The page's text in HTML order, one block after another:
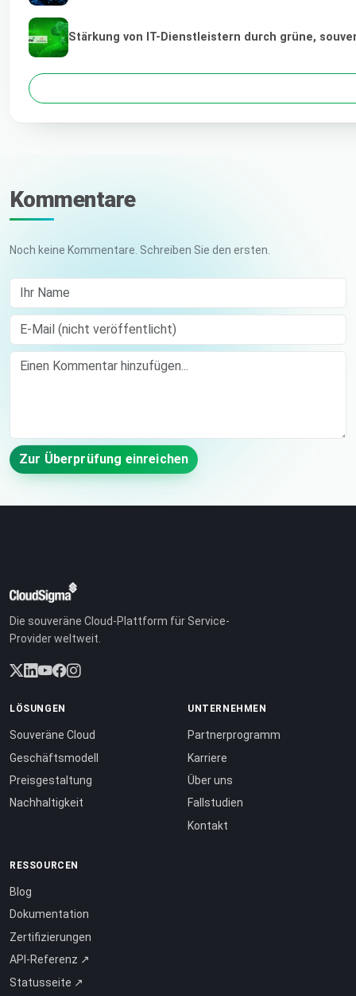
Stärkung von IT-Dienstleistern durch grüne,
Kommentare
Noch keine Kommentare. Schreiben Sie den ersten.
Ihr Name
E-Mail (nicht veröffentlicht)
Comment
Zur Überprüfung einreichen
Die souveräne Cloud-Plattform für Service-
Provider weltweit.
LÖSUNGEN
Souveräne Cloud
Geschäftsmodell
Preisgestaltung
Nachhaltigkeit
UNTERNEHMEN
Partnerprogramm
Karriere
Über uns
Fallstudien
Kontakt
RESSOURCEN
Blog
Dokumentation
Zertifizierungen
API-Referenz ↗
Statusseite ↗